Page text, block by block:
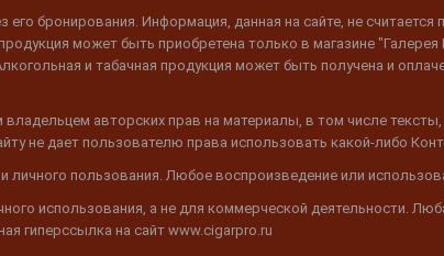
бронирования. Информация, данная на сайте, не
может быть приобретена только в магазине
и табачная продукция может быть получена и
авторских прав на материалы, в том числе
не дает пользователю права использовать какой-либо
пользования. Любое воспроизведение или
использования, а не для коммерческой деятельности.
гиперссылка на сайт www.cigarpro.ru